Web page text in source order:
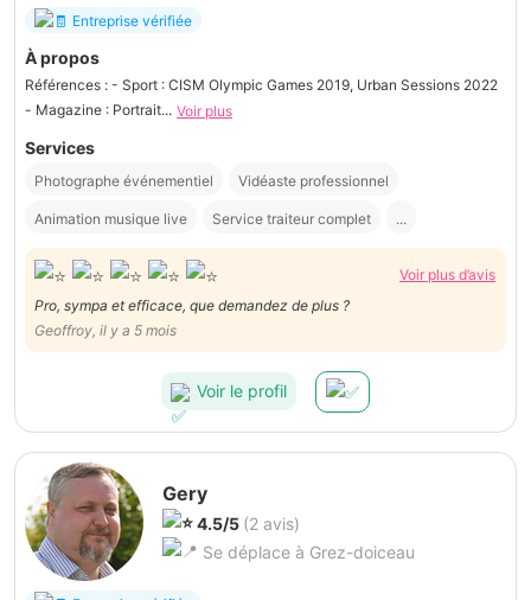
Entreprise vérifiée
À propos
Références : - Sport : CISM Olympic Games 2019, Urban Sessions 2022
- Magazine : Portrait... Voir plus
Services
Photographe événementiel Vidéaste professionnel
Animation musique live Service traiteur complet ...
Voir plus d’avis
Pro, sympa et efficace, que demandez de plus ?
Geoffroy, il y a 5 mois
Voir le profil
Gery
4.5/5 (2 avis)
Se déplace à Grez-doiceau